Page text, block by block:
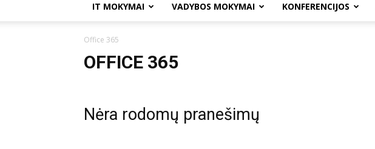
IT MOKYMAI VADYBOS MOKYMAI KONFERENCIJOS
Office 365
OFFICE 365
Nėra rodomų pranešimų